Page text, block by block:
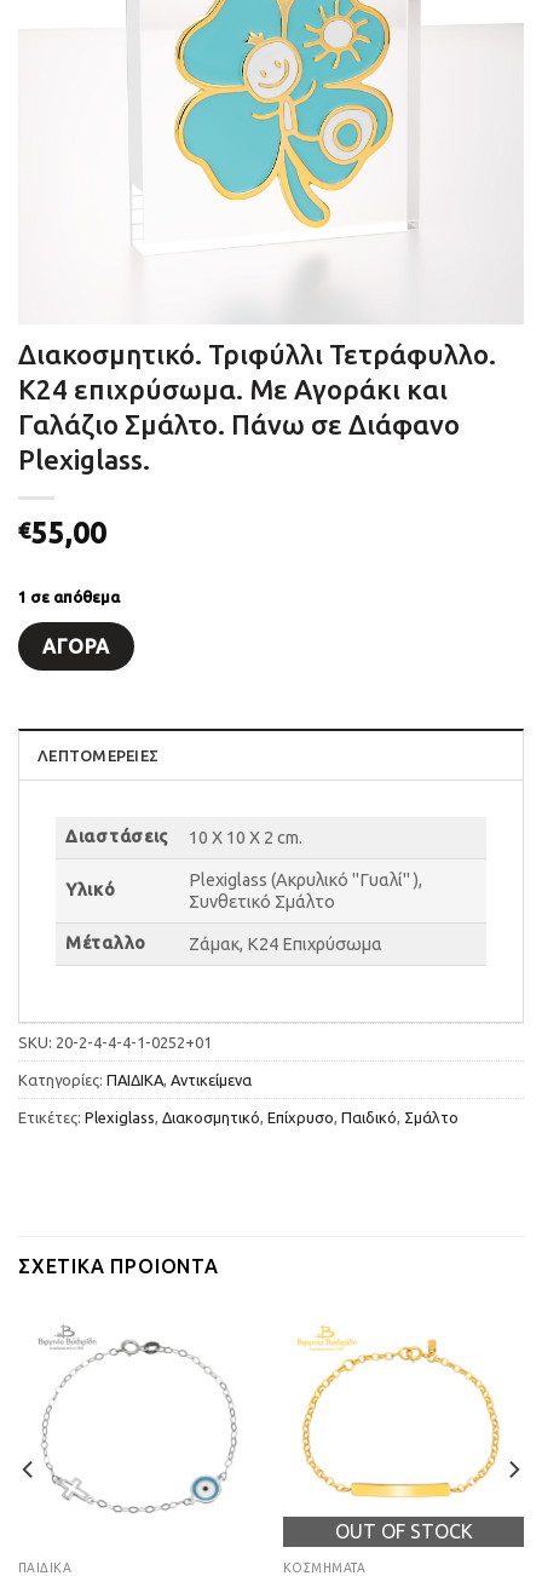
Διακοσμητικό. Τριφύλλι Τετράφυλλο.
Κ24 επιχρύσωμα. Με Αγοράκι και
Γαλάζιο Σμάλτο. Πάνω σε Διάφανο
Plexiglass.
€55,00
1 σε απόθεμα
ΑΓΟΡΆ
ΛΕΠΤΟΜΈΡΕΙΕΣ
Διαστάσεις 10 Χ 10 Χ 2 cm.
Υλικό
Plexiglass (Ακρυλικό "Γυαλί" ),
Συνθετικό Σμάλτο
Μέταλλο Ζάμακ, Κ24 Επιχρύσωμα
SKU: 20-2-4-4-4-1-0252+01
Κατηγορίες: ΠΑΙΔΙΚΑ, Αντικείμενα
Ετικέτες: Plexiglass, Διακοσμητικό, Επίχρυσο, Παιδικό, Σμάλτο
ΣΧΕΤΙΚΆ ΠΡΟΙΌΝΤΑ
ΠΑΙΔΙΚΑ
OUT OF STOCK
ΚΟΣΜΗΜΑΤΑ